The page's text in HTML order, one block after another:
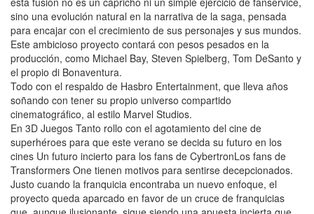
sino una evolución natural en la narrativa de la saga, pensada
para encajar con el crecimiento de sus personajes y sus mundos.
Este ambicioso proyecto contará con pesos pesados en la
producción, como Michael Bay, Steven Spielberg, Tom DeSanto y
el propio di Bonaventura.
Todo con el respaldo de Hasbro Entertainment, que lleva años
soñando con tener su propio universo compartido
cinematográfico, al estilo Marvel Studios.
En 3D Juegos Tanto rollo con el agotamiento del cine de
superhéroes para que este verano se decida su futuro en los
cines Un futuro incierto para los fans de CybertronLos fans de
Transformers One tienen motivos para sentirse decepcionados.
Justo cuando la franquicia encontraba un nuevo enfoque, el
proyecto queda aparcado en favor de un cruce de franquicias